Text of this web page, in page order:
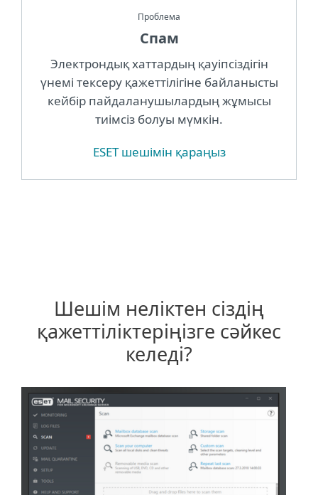
Проблема
Спам
Электрондық хаттардың қауіпсіздігін
үнемі тексеру қажеттілігіне байланысты
кейбір пайдаланушылардың жұмысы
тиімсіз болуы мүмкін.
ESET шешімін қараңыз
Шешім неліктен сіздің
қажеттіліктеріңізге сәйкес
келеді?